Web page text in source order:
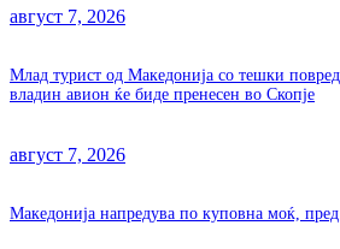
август 7, 2026
Млад турист од Македонија со тешки
владин авион ќе биде пренесен во Скопје
август 7, 2026
Македонија напредува по куповна моќ,